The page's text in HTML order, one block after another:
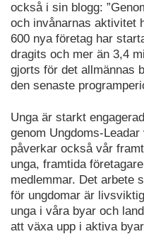
också i sin blogg:
och invånarnas aktivitet
600 nya företag har
dragits och mer än 3,4
gjorts för det allmännas
den senaste
Unga är starkt
genom Ungdoms-
påverkar också vår
unga, framtida
medlemmar. Det arbete
för ungdomar är
unga i våra byar och
att växa upp i aktiva